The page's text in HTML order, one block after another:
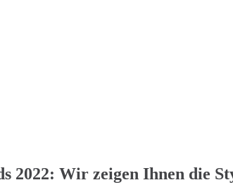
2022: Wir zeigen Ihnen die